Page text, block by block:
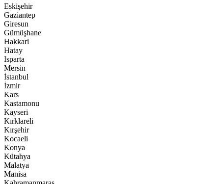
Eskişehir
Gaziantep
Giresun
Gümüşhane
Hakkari
Hatay
Isparta
Mersin
İstanbul
İzmir
Kars
Kastamonu
Kayseri
Kırklareli
Kırşehir
Kocaeli
Konya
Kütahya
Malatya
Manisa